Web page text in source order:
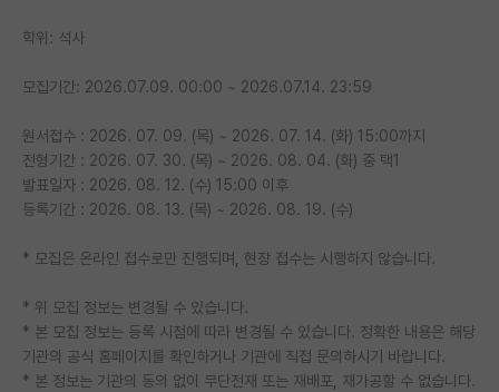
학위: 석사
모집기간: 2026.07.09. 00:00 ~ 2026.07.14. 23:59
원서접수 : 2026. 07. 09. (목) ~ 2026. 07. 14. (화) 15:00까지
전형기간 : 2026. 07. 30. (목) ~ 2026. 08. 04. (화) 중 택1
발표일자 : 2026. 08. 12. (수) 15:00 이후
등록기간 : 2026. 08. 13. (목) ~ 2026. 08. 19. (수)
* 모집은 온라인 접수로만 진행되며, 현장 접수는 시행하지 않습니다.
* 위 모집 정보는 변경될 수 있습니다.
* 본 모집 정보는 등록 시점에 따라 변경될 수 있습니다. 정확한 내용은 해당
기관의 공식 홈페이지를 확인하거나 기관에 직접 문의하시기 바랍니다.
* 본 정보는 기관의 동의 없이 무단전재 또는 재배포, 재가공할 수 없습니다.